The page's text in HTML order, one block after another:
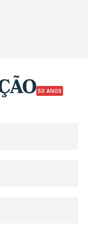
50 ANOS